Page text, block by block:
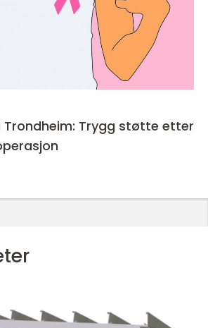
Trondheim: Trygg støtte etter